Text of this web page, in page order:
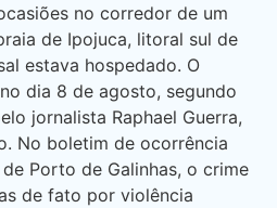
no corredor de um
de Ipojuca, litoral sul de
estava hospedado. O
dia 8 de agosto, segundo
jornalista Raphael Guerra,
No boletim de ocorrência
Porto de Galinhas, o crime
de fato por violência